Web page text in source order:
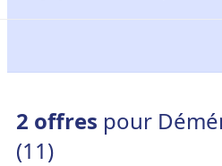
2 offres pour
(11)